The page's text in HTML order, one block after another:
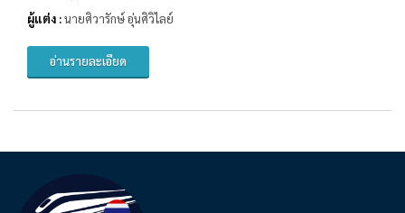
ผู้แต่ง :นายศิวารักษ์ อุ่นศิวิไลย์
อ่านรายละเอียด